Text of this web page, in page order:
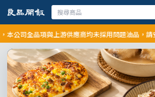
全品項與上游供應商均未採用問題油品，請安心購